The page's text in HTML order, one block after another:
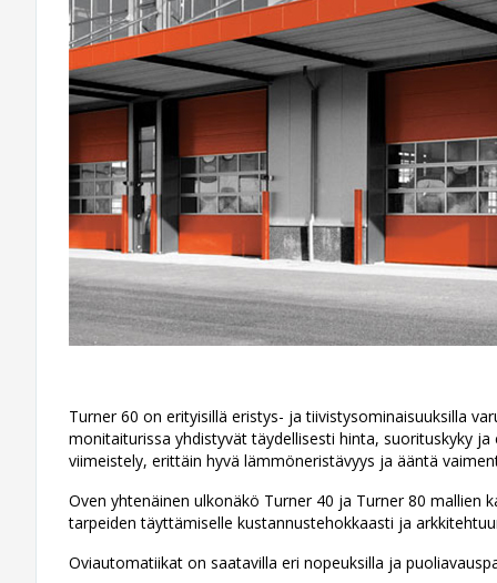
Turner 60 on erityisillä eristys- ja tiivistysominaisuuksilla
monitaiturissa yhdistyvät täydellisesti hinta, suorituskyky
viimeistely, erittäin hyvä lämmöneristävyys ja ääntä
Oven yhtenäinen ulkonäkö Turner 40 ja Turner 80 mallien
tarpeiden täyttämiselle kustannustehokkaasti ja
Oviautomatiikat on saatavilla eri nopeuksilla ja